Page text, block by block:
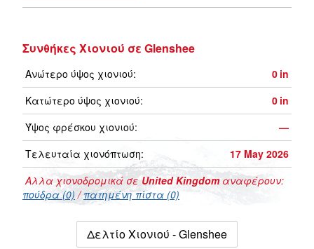
Συνθήκες Χιονιού σε Glenshee
Ανώτερο ύψος χιονιού: 0 in
Κατώτερο ύψος χιονιού:
0 in
Ύψος φρέσκου χιονιού:
—
Τελευταία χιονόπτωση:
17 May 2026
Αλλα χιονοδρομικά σεUnited Kingdomαναφέρουν:
πούδρα (0) /πατημένη πίστα (0)
Δελτίο Χιονιού - Glenshee